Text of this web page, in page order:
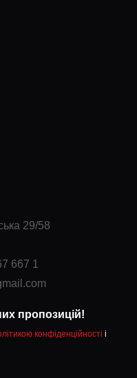
29/58
667 1
пропозицій!
конфіденційності і